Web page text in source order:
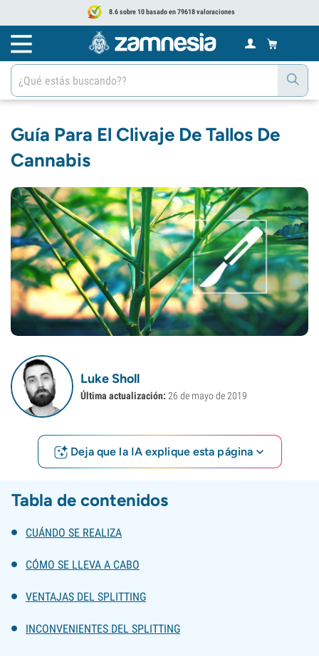
8.6 sobre 10 basado en 79618 valoraciones
Guía Para El Clivaje De Tallos De
Cannabis
Luke Sholl
Última actualización: 26 de mayo de 2019
Deja que la IA explique esta página
Tabla de contenidos
CUÁNDO SE REALIZA
CÓMO SE LLEVA A CABO
VENTAJAS DEL SPLITTING
INCONVENIENTES DEL SPLITTING